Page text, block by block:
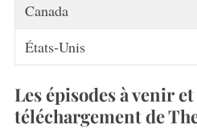
Canada
États-Unis
Les épisodes à venir
téléchargement de